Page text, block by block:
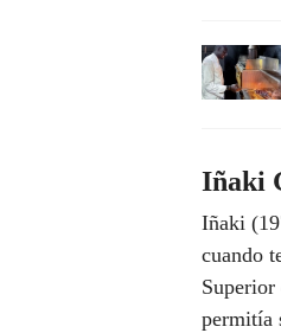
Iñaki
Iñaki
cuando
Superior
permitía